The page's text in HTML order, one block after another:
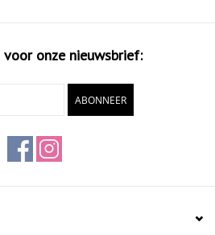
onze nieuwsbrief:
ABONNEER